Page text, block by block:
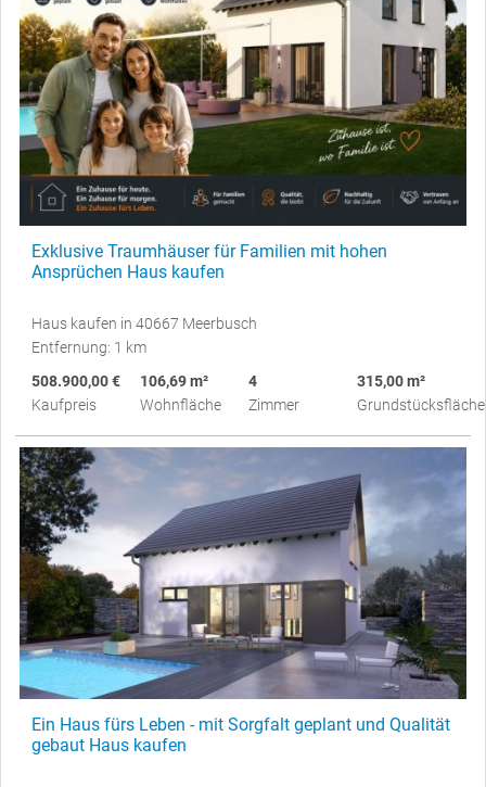
Exklusive Traumhäuser für Familien mit hohen
Ansprüchen Haus kaufen
Haus kaufen in 40667 Meerbusch
Entfernung: 1 km
508.900,00 €
Kaufpreis
106,69 m²
Wohnfläche
4
Zimmer
315,00 m²
Grundstücksfläche
Ein Haus fürs Leben - mit Sorgfalt geplant und Qualität
gebaut Haus kaufen